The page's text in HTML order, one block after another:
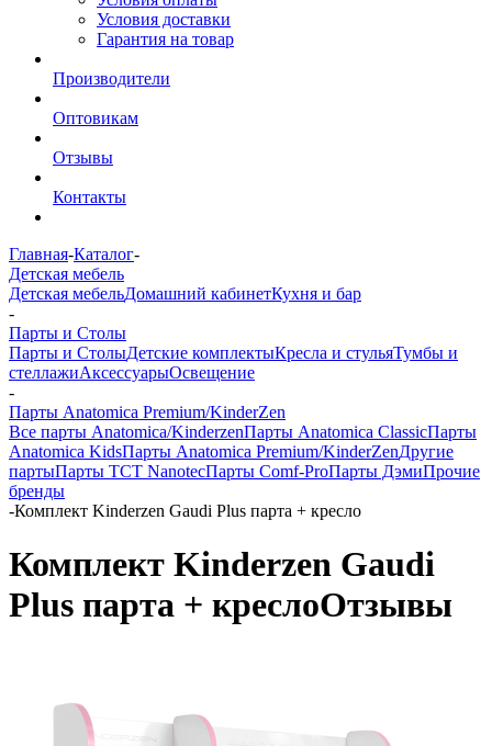
Условия доставки
Гарантия на товар
Производители
Оптовикам
Отзывы
Контакты
Главная-Каталог-
Детская мебель
Детская мебельДомашний кабинетКухня и бар
-
Парты и Столы
Парты и СтолыДетские комплектыКресла и стульяТумбы и
стеллажиАксессуарыОсвещение
-
Парты Anatomica Premium/KinderZen
Все парты Anatomica/KinderzenПарты Anatomica ClassicПарты
Anatomica KidsПарты Anatomica Premium/KinderZenДругие
партыПарты TCT NanotecПарты Comf-ProПарты ДэмиПрочие
бренды
-Комплект Kinderzen Gaudi Plus парта + кресло
Комплект Kinderzen Gaudi
Plus парта + креслоОтзывы